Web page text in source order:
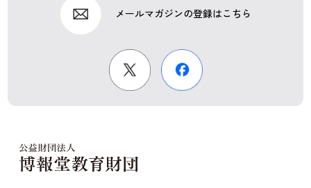
メールマガジンの登録はこちら